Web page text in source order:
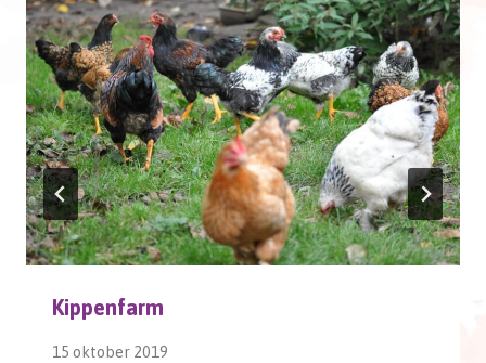
Kippenfarm
15 oktober 2019